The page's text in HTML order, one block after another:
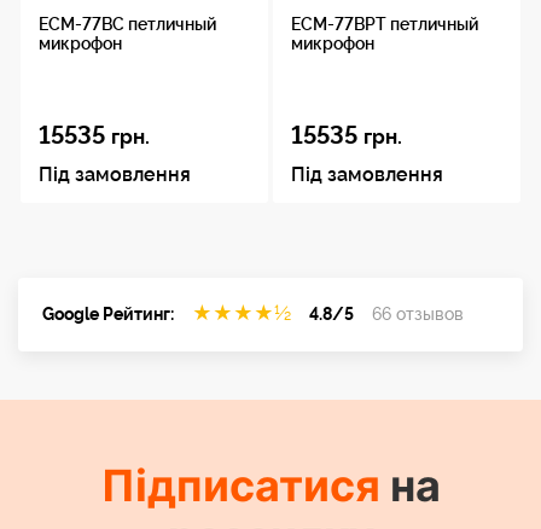
ECM-77BC петличный
микрофон
15535 грн.
Під замовлення
ECM-77BPT петличный
микрофон
15535 грн.
Під замовлення
Google Рейтинг: ★ ★ ★ ★½ 4.8/5 66 отзывов
Підписатися на